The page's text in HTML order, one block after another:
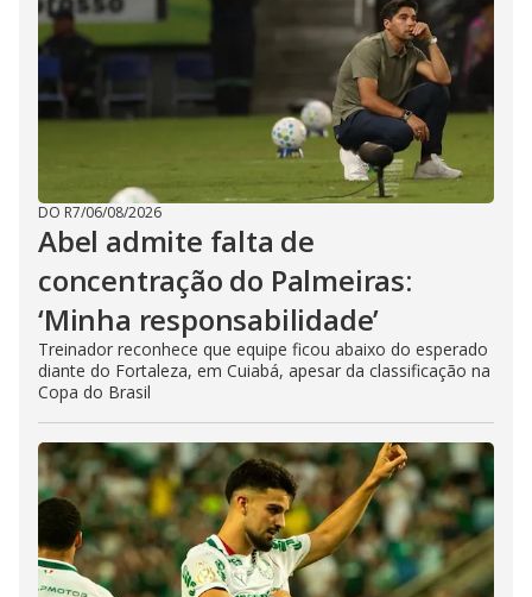
DO R7/06/08/2026
Abel admite falta de
concentração do Palmeiras:
‘Minha responsabilidade’
Treinador reconhece que equipe ficou abaixo do esperado
diante do Fortaleza, em Cuiabá, apesar da classificação na
Copa do Brasil